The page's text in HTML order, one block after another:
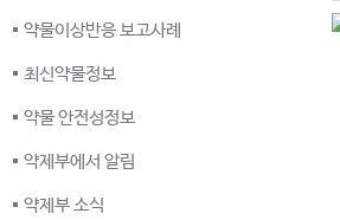
약물이상반응 보고사례
최신약물정보
약물 안전성정보
약제부에서 알림
약제부 소식